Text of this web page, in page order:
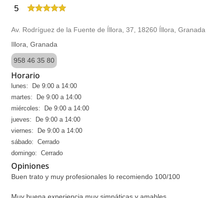
5
Av. Rodríguez de la Fuente de Íllora, 37, 18260 Íllora, Granada
Illora, Granada
958 46 35 80
Horario
lunes: De 9:00 a 14:00
martes: De 9:00 a 14:00
miércoles: De 9:00 a 14:00
jueves: De 9:00 a 14:00
viernes: De 9:00 a 14:00
sábado: Cerrado
domingo: Cerrado
Opiniones
Buen trato y muy profesionales lo recomiendo 100/100